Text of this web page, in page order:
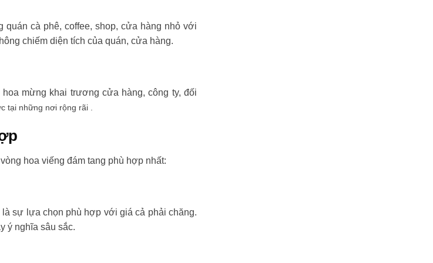
cà phê, coffee, shop, cửa hàng nhỏ với
chiếm diện tích của quán, cửa hàng.
mừng khai trương cửa hàng, công ty, đối
tại những nơi rộng rãi .
hoa viếng đám tang phù hợp nhất:
sự lựa chọn phù hợp với giá cả phải chăng.
ý nghĩa sâu sắc.